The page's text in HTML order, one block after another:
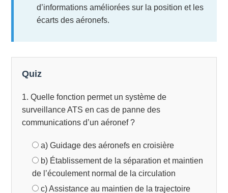
d’informations améliorées sur la position et les
écarts des aéronefs.
Quiz
1. Quelle fonction permet un système de
surveillance ATS en cas de panne des
communications d’un aéronef ?
a) Guidage des aéronefs en croisière
b) Établissement de la séparation et maintien
de l’écoulement normal de la circulation
c) Assistance au maintien de la trajectoire